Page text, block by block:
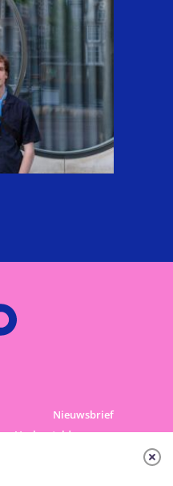
Nieuwsbrief
Veelgestelde vragen